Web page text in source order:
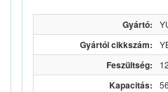
Gyártó:
Gyártói cikkszám:
Feszültség:
Kapacitás: